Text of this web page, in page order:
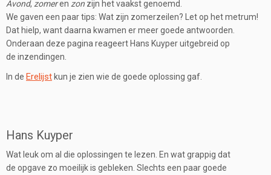
Avond, zomeren zon zijn het vaakst genoemd.
We gaven een paar tips: Wat zijn zomerzeilen? Let op het metrum!
Dat hielp, want daarna kwamen er meer goede antwoorden.
Onderaan deze pagina reageert Hans Kuyper uitgebreid op
de inzendingen.
In de Erelijst kun je zien wie de goede oplossing gaf.
Hans Kuyper
Wat leuk om al die oplossingen te lezen. En wat grappig dat
de opgave zo moeilijk is gebleken. Slechts een paar goede